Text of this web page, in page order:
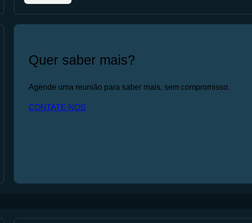
Quer saber mais?
Agende uma reunião para saber mais, sem compromisso.
CONTATE-NOS